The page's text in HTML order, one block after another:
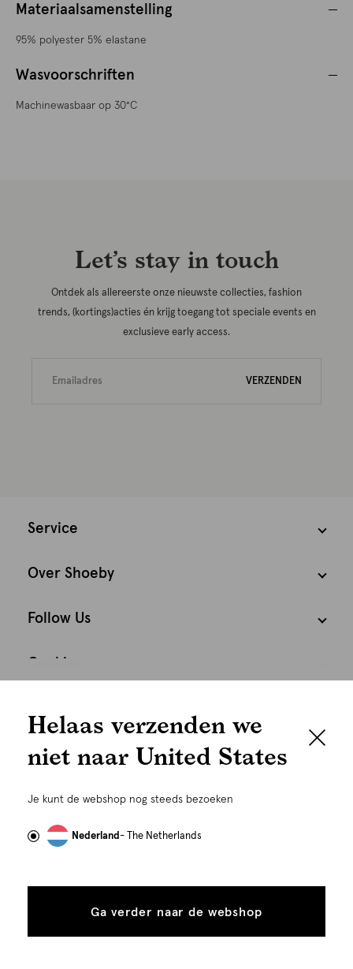
graag persoonlijk
gebruiken wij cookies en daarmee vergelijkbare
om advertenties te personaliseren...
tonen
toestaan
Materiaalsamenstelling
95% polyester 5% elastane
Wasvoorschriften
Machinewasbaar op 30°C
Let’s stay in touch
Ontdek als allereerste onze nieuwste collecties, fashion
trends, (kortings)acties én krijg toegang tot speciale events en
exclusieve early access.
VERZENDEN
Service
Over Shoeby
Follow Us
Helaas verzenden we
niet naar United States
Je kunt de webshop nog steeds bezoeken
Nederland- The Netherlands
Ga verder naar de webshop